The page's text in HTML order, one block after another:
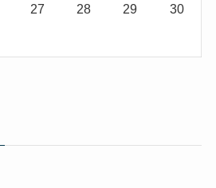
27 28 29 30